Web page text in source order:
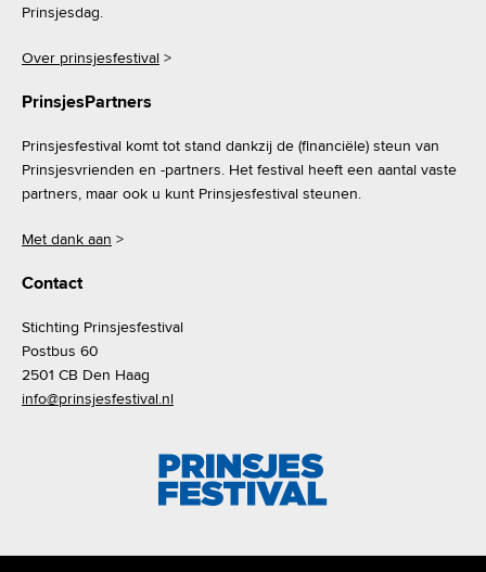
Prinsjesdag.
Over prinsjesfestival >
PrinsjesPartners
Prinsjesfestival komt tot stand dankzij de (financiële) steun van
Prinsjesvrienden en -partners. Het festival heeft een aantal vaste
partners, maar ook u kunt Prinsjesfestival steunen.
Met dank aan >
Contact
Stichting Prinsjesfestival
Postbus 60
2501 CB Den Haag
info@prinsjesfestival.nl